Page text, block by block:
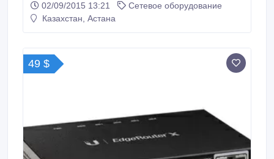
решением для сетей FTTH (Fiber To The Home).
RB2011UiAS-RM имеет 11 портов: один Gigabit SFP
02/09/2015 13:21
Сетевое оборудование
Казахстан, Астана
49 $